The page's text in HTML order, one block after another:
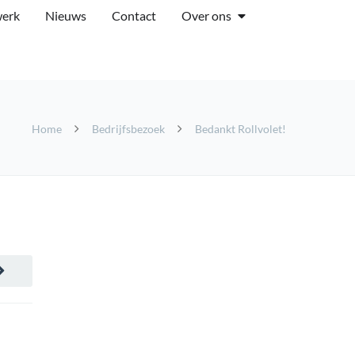
Nieuws Contact Over ons
Home Bedrijfsbezoek Bedankt Rollvolet!